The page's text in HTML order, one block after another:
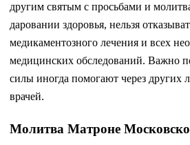
другим святым с просьбами и
даровании здоровья, нельзя
медикаментозного лечения и всех
медицинских обследований. Важно
силы иногда помогают через других
врачей.
Молитва Матроне